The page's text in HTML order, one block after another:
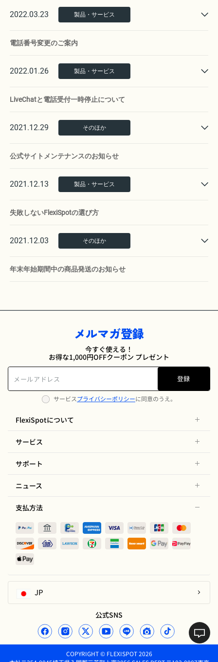
2022.03.23 製品・サービス
電話番号変更のご案内
2022.01.26 製品・サービス
LiveChatと電話受付一時停止について
2021.12.29 そのほか
公式サイトメンテナンスのお知らせ
2021.12.13 製品・サービス
失敗しないFlexiSpotの選び方
2021.12.03 そのほか
年末年始期間中の商品発送のお知らせ
メルマガ登録
今すぐ使える！
お得な1,000円OFFクーポン プレゼント
登録
サービスプライバシーポリシーに同意のうえ。
FlexiSpotについて
サービス
サポート
ニュース
支払方法
JP
公式SNS
COPYRIGHT © FLEXISPOT 2026